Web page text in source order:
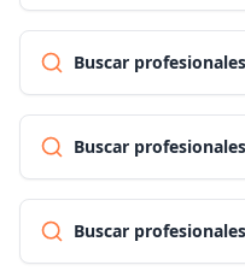
Buscar
Buscar
Buscar